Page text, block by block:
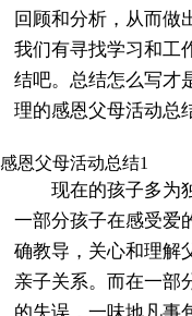
回顾和分析，从而做
我们有寻找学习和工
结吧。总结怎么写才
理的感恩父母活动总
感恩父母活动总结1
现在的孩子多为
一部分孩子在感受爱
确教导，关心和理解
亲子关系。而在一部
的失误，一味地凡事